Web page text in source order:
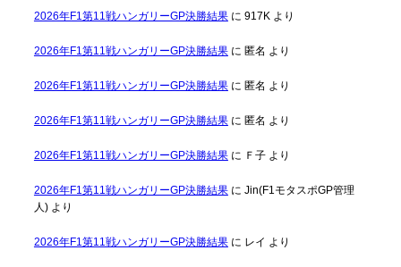
2026年F1第11戦ハンガリーGP決勝結果に 917Kより
2026年F1第11戦ハンガリーGP決勝結果に 匿名 より
2026年F1第11戦ハンガリーGP決勝結果に 匿名 より
2026年F1第11戦ハンガリーGP決勝結果に 匿名 より
2026年F1第11戦ハンガリーGP決勝結果に Ｆ子より
2026年F1第11戦ハンガリーGP決勝結果に Jin(F1モタスポGP管理
人)より
2026年F1第11戦ハンガリーGP決勝結果に レイ より